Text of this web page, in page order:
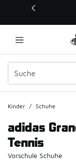
Dieser Link öffnet
Kinder / Schuhe
adidas
Tennis
Vorschule Schuhe